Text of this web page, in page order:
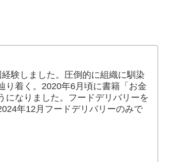
験しました。圧倒的に組織に馴染
り着く。2020年6月頃に書籍「お金
になりました。フードデリバリーを
年12月フードデリバリーのみで